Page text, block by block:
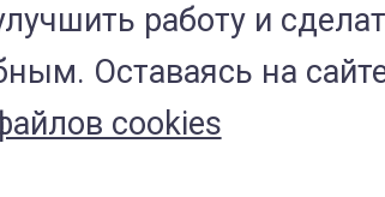
позволяет
внутри одного и того
работу и
Оставаясь на
cookies